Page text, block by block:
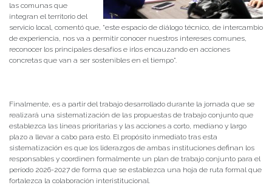
las comunas que
integran el territorio del
servicio local, comentó que, “este espacio de diálogo técnico, de intercambio
de experiencia, nos va a permitir conocer nuestros intereses comunes,
reconocer los principales desafíos e irlos encauzando en acciones
concretas que van a ser sostenibles en el tiempo”.
Finalmente, es a partir del trabajo desarrollado durante la jornada que se
realizará una sistematización de las propuestas de trabajo conjunto que
establezca las líneas prioritarias y las acciones a corto, mediano y largo
plazo a llevar a cabo para esto. El propósito inmediato tras esta
sistematización es que los liderazgos de ambas instituciones definan los
responsables y coordinen formalmente un plan de trabajo conjunto para el
período 2026-2027 de forma que se establezca una hoja de ruta formal que
fortalezca la colaboración interistitucional.